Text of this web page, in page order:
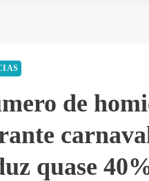
de
quase